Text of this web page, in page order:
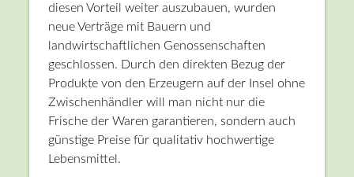
diesen Vorteil weiter auszubauen, wurden
neue Verträge mit Bauern und
landwirtschaftlichen Genossenschaften
geschlossen. Durch den direkten Bezug der
Produkte von den Erzeugern auf der Insel ohne
Zwischenhändler will man nicht nur die
Frische der Waren garantieren, sondern auch
günstige Preise für qualitativ hochwertige
Lebensmittel.